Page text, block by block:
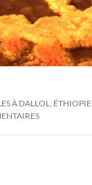
À DALLOL, ÉTHIOPIE